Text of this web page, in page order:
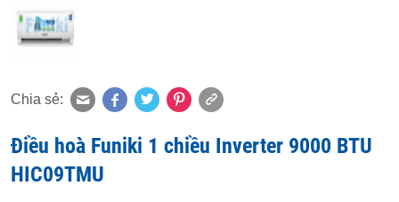
Chia sẻ:
Điều hoà Funiki 1 chiều Inverter 9000 BTU
HIC09TMU